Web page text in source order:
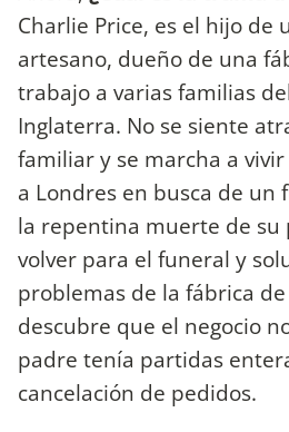
Charlie Price, es el hijo de
artesano, dueño de una
trabajo a varias familias
Inglaterra. No se siente
familiar y se marcha a
a Londres en busca de un
la repentina muerte de su
volver para el funeral y
problemas de la fábrica de
descubre que el negocio
padre tenía partidas
cancelación de pedidos.